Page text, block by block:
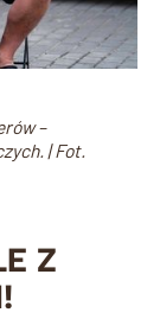
–
| Fot.
Z